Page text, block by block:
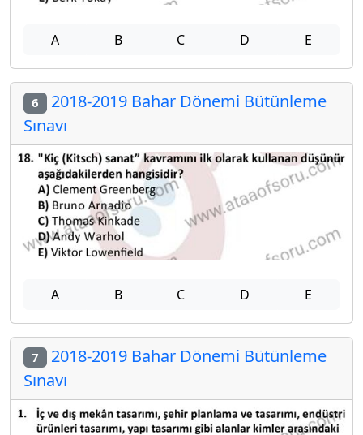
A B C D E
6 2018-2019 Bahar Dönemi Bütünleme
Sınavı
A B C D E
7 2018-2019 Bahar Dönemi Bütünleme
Sınavı